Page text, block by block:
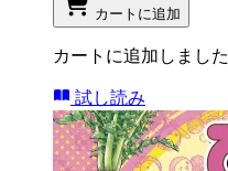
カートに追加
カートに追加しました
試し読み